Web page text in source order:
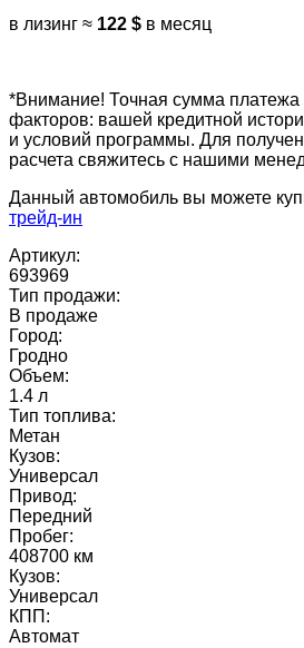
в лизинг ≈ 122 $ в месяц
*Внимание! Точная сумма платежа
факторов: вашей кредитной
и условий программы. Для
расчета свяжитесь с нашими
Данный автомобиль вы можете
трейд-ин
Артикул:
693969
Тип продажи:
В продаже
Город:
Гродно
Объем:
1.4 л
Тип топлива:
Метан
Кузов:
Универсал
Привод:
Передний
Пробег:
408700 км
Кузов:
Универсал
КПП:
Автомат